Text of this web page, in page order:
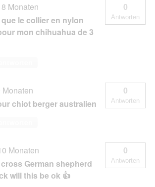
Monaten
le collier en nylon
mon chihuahua de 3
0
Antworten
Monaten
chiot berger australien
0
Antworten
Monaten
German shepherd
will this be ok 👍
0
Antworten